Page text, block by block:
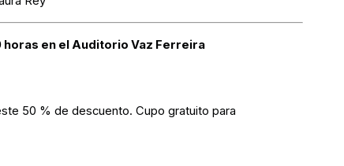
horas en el Auditorio Vaz Ferreira
50 % de descuento. Cupo gratuito para